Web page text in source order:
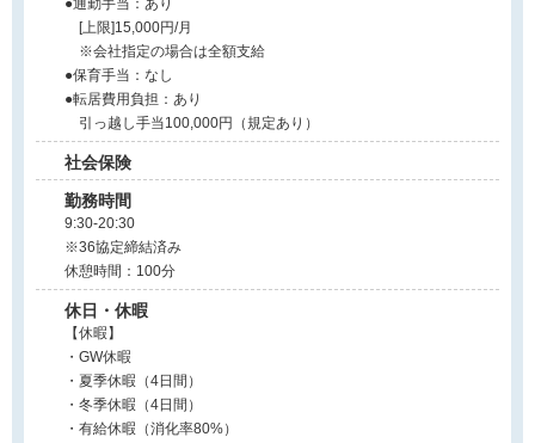
●通勤手当：あり
[上限]15,000円/月
※会社指定の場合は全額支給
●保育手当：なし
●転居費用負担：あり
引っ越し手当100,000円（規定あり）
社会保険
勤務時間
9:30-20:30
※36協定締結済み
休憩時間：100分
休日・休暇
【休暇】
・GW休暇
・夏季休暇（4日間）
・冬季休暇（4日間）
・有給休暇（消化率80%）